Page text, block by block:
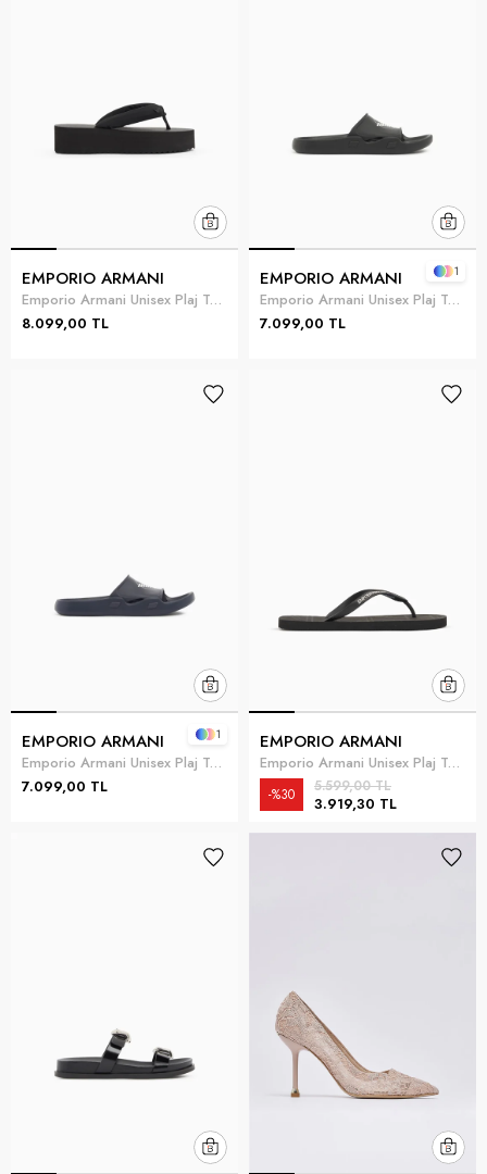
EMPORIO ARMANI
Emporio Armani Unisex Plaj Terliği Siyah
8.099,00 TL
EMPORIO ARMANI
Emporio Armani Unisex Plaj Terliği Siyah
7.099,00 TL
1
EMPORIO ARMANI
Emporio Armani Unisex Plaj Terliği Mavi
7.099,00 TL
1 EMPORIO ARMANI
Emporio Armani Unisex Plaj Terliği Çok Renkli
3.919,30 TL
5.599,00 TL
%30